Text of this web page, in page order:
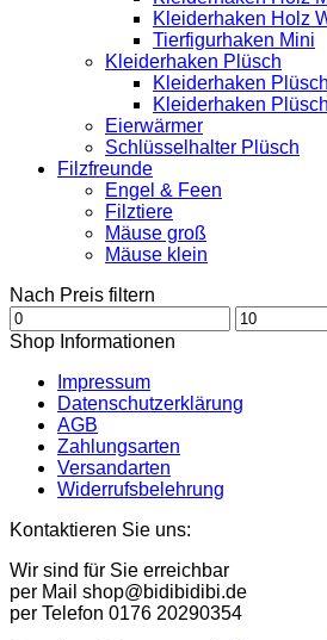
Kleiderhaken Holz
Tierfigurhaken Mini
Kleiderhaken Plüsch
Kleiderhaken
Kleiderhaken
Eierwärmer
Schlüsselhalter Plüsch
Filzfreunde
Engel & Feen
Filztiere
Mäuse groß
Mäuse klein
Nach Preis filtern
Min.
Preis
Max.
Preis
Shop Informationen
Impressum
Datenschutzerklärung
AGB
Zahlungsarten
Versandarten
Widerrufsbelehrung
Kontaktieren Sie uns:
Wir sind für Sie erreichbar
per Mail shop@bidibidibi.de
per Telefon 0176 20290354